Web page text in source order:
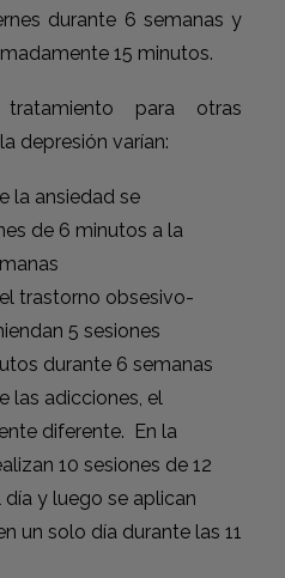
durante 6 semanas y
15 minutos.
para otras
depresión varían:
la ansiedad se
de 6 minutos a la
trastorno obsesivo-
5 sesiones
durante 6 semanas
las adicciones, el
diferente. En la
10 sesiones de 12
y luego se aplican
un solo día durante las 11